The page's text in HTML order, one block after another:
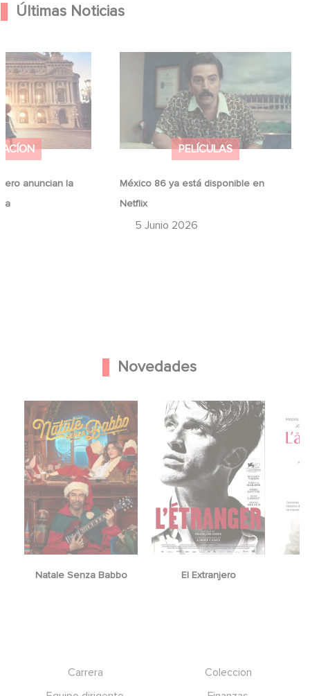
Últimas Noticias
anuncian la
anuncian la
PELÍCULAS
México 86 ya está disponible en
Netflix
5 Junio 2026
México 86 ya está disponible en
Novedades
Natale Senza Babbo El Extranjero
Carrera
Coleccion